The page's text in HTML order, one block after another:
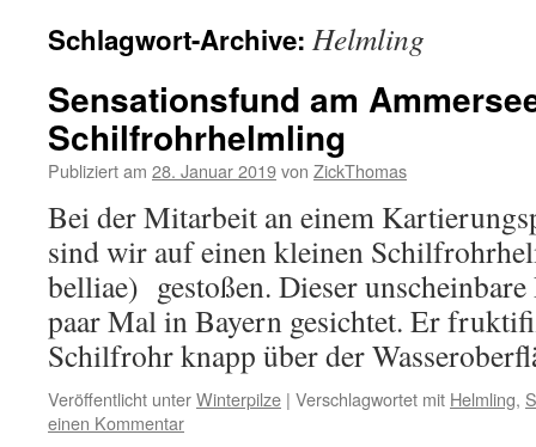
Schlagwort-Archive: Helmling
Sensationsfund am
Schilfrohrhelmling
Publiziert am 28. Januar 2019von ZickThomas
Bei der Mitarbeit an einem
sind wir auf einen kleinen
belliae) gestoßen. Dieser
paar Mal in Bayern gesichtet. Er
Schilfrohr knapp über der
Veröffentlicht unterWinterpilze | Verschlagwortet mit Helmling,
einen Kommentar